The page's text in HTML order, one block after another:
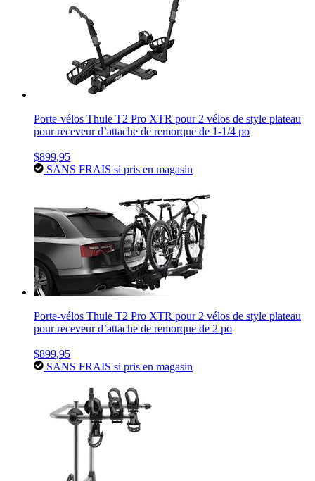
Porte-vélos Thule T2 Pro XTR pour 2 vélos de style plateau
pour receveur d’attache de remorque de 1-1/4 po
$899,95
SANS FRAIS si pris en magasin
Porte-vélos Thule T2 Pro XTR pour 2 vélos de style plateau
pour receveur d’attache de remorque de 2 po
$899,95
SANS FRAIS si pris en magasin